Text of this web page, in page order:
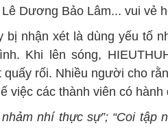
Dương Bảo Lâm... vui vẻ
bị nhận xét là dùng yếu tố
Khi lên sóng,
quấy rối. Nhiều người cho
việc các thành viên có
nhí thực sự”; “Coi